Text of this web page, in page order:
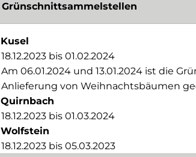
Grünschnittsammelstellen
Kusel
18.12.2023 bis 01.02.2024
Am 06.01.2024 und 13.01.2024 ist die
Anlieferung von Weihnachtsbäumen
Quirnbach
18.12.2023 bis 01.03.2024
Wolfstein
18.12.2023 bis 05.03.2023